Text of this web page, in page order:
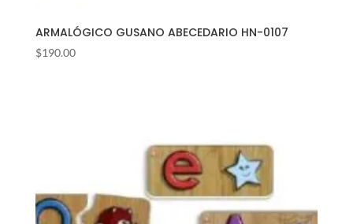
ARMALÓGICO GUSANO ABECEDARIO HN-0107
$190.00